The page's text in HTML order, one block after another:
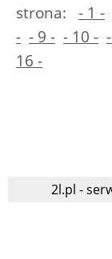
strona: - 1 -
- - 9 - - 10 -
16 -
2l.pl -